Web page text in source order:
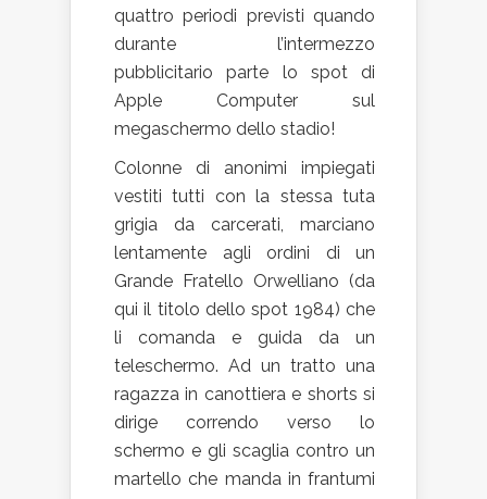
quattro periodi previsti quando
durante l’intermezzo
pubblicitario parte lo spot di
Apple Computer sul
megaschermo dello stadio!
Colonne di anonimi impiegati
vestiti tutti con la stessa tuta
grigia da carcerati, marciano
lentamente agli ordini di un
Grande Fratello Orwelliano (da
qui il titolo dello spot 1984) che
li comanda e guida da un
teleschermo. Ad un tratto una
ragazza in canottiera e shorts si
dirige correndo verso lo
schermo e gli scaglia contro un
martello che manda in frantumi